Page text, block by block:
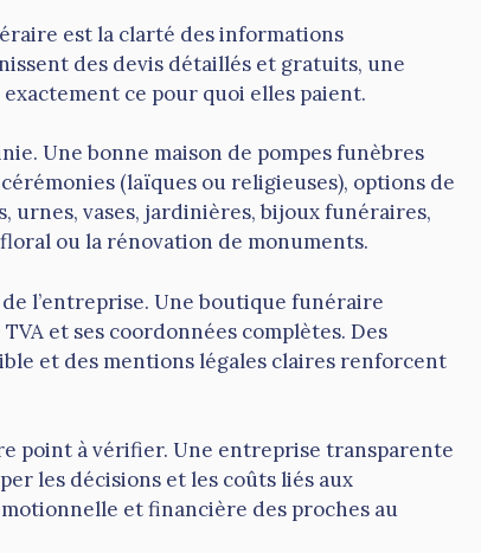
est la clarté des informations
des devis détaillés et gratuits, une
ce pour quoi elles paient.
Une bonne maison de pompes funèbres
(laïques ou religieuses), options de
urnes, vases, jardinières, bijoux funéraires,
ou la rénovation de monuments.
l’entreprise. Une boutique funéraire
et ses coordonnées complètes. Des
et des mentions légales claires renforcent
point à vérifier. Une entreprise transparente
les décisions et les coûts liés aux
et financière des proches au